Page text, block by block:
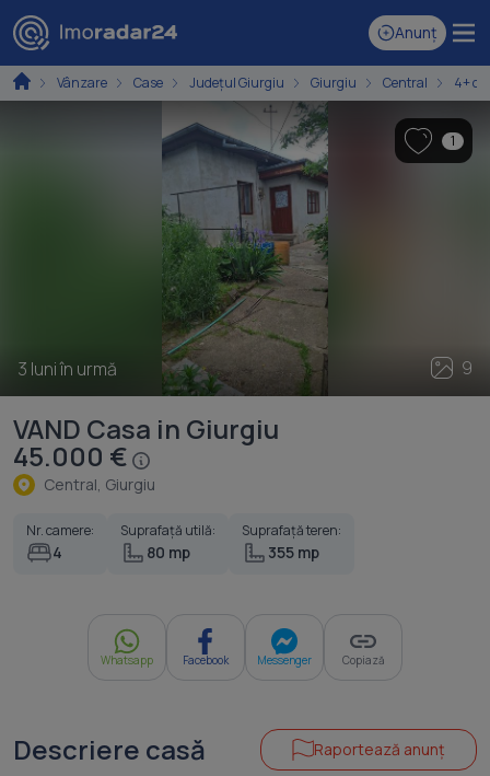
Anunț
Vânzare Case Județul Giurgiu Giurgiu Central 4+
3 luni în urmă 9
1
VAND Casa in Giurgiu
45.000 €
Central, Giurgiu
Nr. camere:
4
Suprafață utilă:
80 mp
Suprafață teren:
355 mp
Whatsapp Facebook Messenger Copiază
Descriere casă Raportează anunț